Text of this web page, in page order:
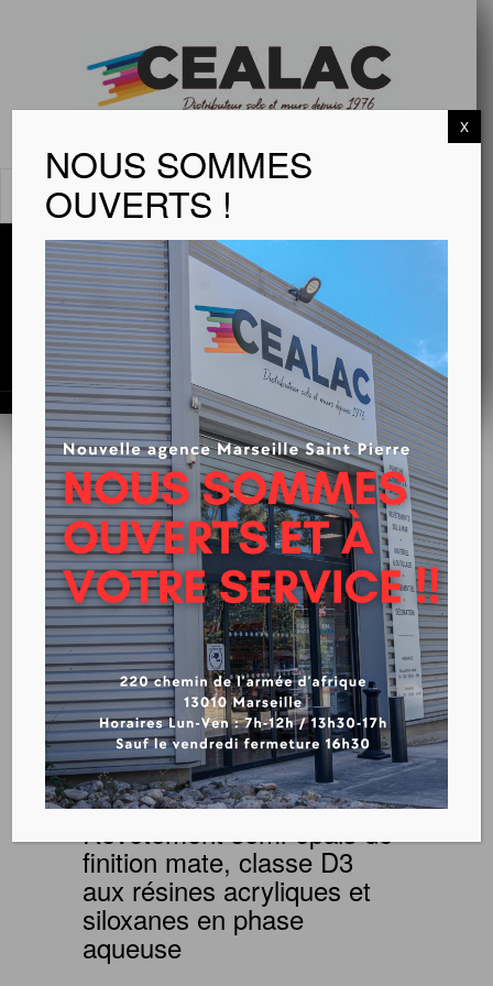
MENU
RAVALANE
Télécharger la fiche technique
Revêtement semi-épais de
finition mate, classe D3
aux résines acryliques et
siloxanes en phase
aqueuse
NOUS SOMMES
OUVERTS !
X